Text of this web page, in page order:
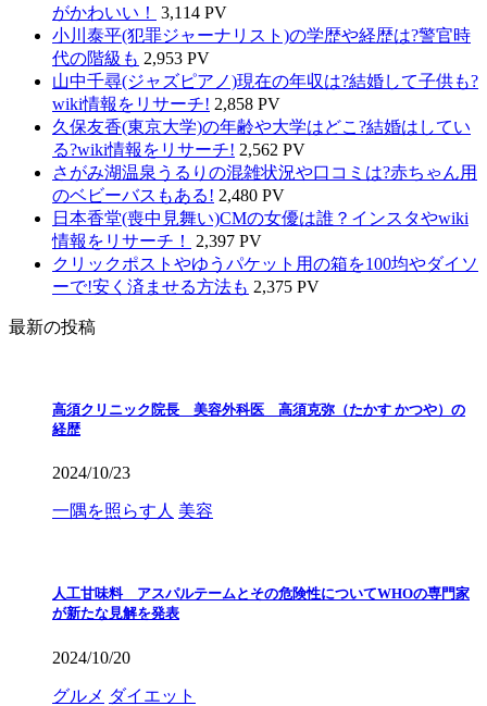
がかわいい！
3,114 PV
小川泰平(犯罪ジャーナリスト)の学歴や経歴は?警官時
代の階級も 2,953 PV
山中千尋(ジャズピアノ)現在の年収は?結婚して子供も?
wiki情報をリサーチ! 2,858 PV
久保友香(東京大学)の年齢や大学はどこ?結婚はしてい
る?wiki情報をリサーチ! 2,562 PV
さがみ湖温泉うるりの混雑状況や口コミは?赤ちゃん用
のベビーバスもある! 2,480 PV
日本香堂(喪中見舞い)CMの女優は誰？インスタやwiki
情報をリサーチ！
2,397 PV
クリックポストやゆうパケット用の箱を100均やダイソ
ーで!安く済ませる方法も 2,375 PV
最新の投稿
高須クリニック院長 美容外科医 高須克弥（たかす かつや）の
経歴
2024/10/23
一隅を照らす人 美容
人工甘味料 アスパルテームとその危険性についてWHOの専門家
が新たな見解を発表
2024/10/20
グルメ ダイエット